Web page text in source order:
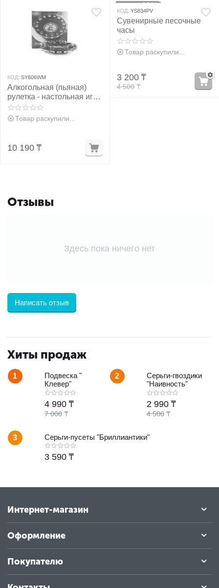
КОД: SY606WM
Алкогольная (пьяная)
рулетка - настольная игра
для взрослых
Товар раскупили...
10 190 ₸
29%
КОД: YS834PV
Сувенирные песочные
часы
Товар раскупили...
4 500 ₸
3 200 ₸
Отзывы
Здесь пока ничего нет
Написать отзыв
Хиты продаж
1
Подвеска "
Клевер"
7 000 ₸
4 990 ₸
2
Серьги-гвоздики
"Наивность"
4 500 ₸
2 990 ₸
3 Серьги-пусеты "Бриллиантики"
3 590 ₸
Интернет-магазин
Оформление
Покупателю